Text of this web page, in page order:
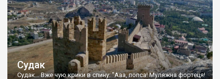
Судак
Судак... Вже чую крики в спину: "Ааа, попса! Муляжна фортеця!